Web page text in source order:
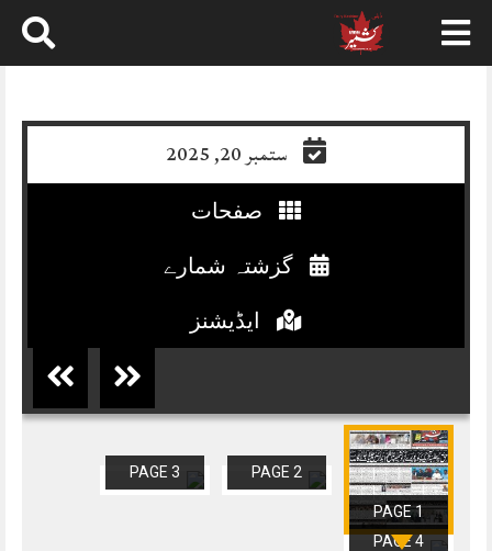
Skip
ستمبر 20, 2025
صفحات
گزشتہ شمارے
ایڈیشنز
PAGE 1
PAGE 2
PAGE 3
PAGE 4